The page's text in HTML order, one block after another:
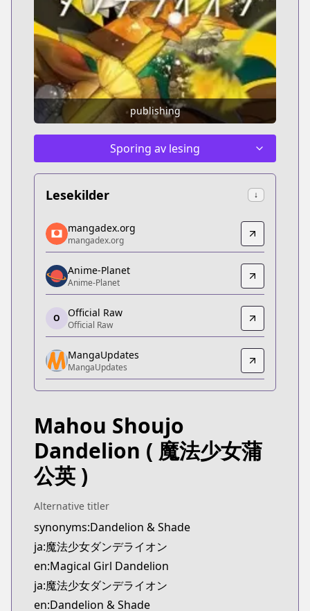
publishing
Sporing av lesing
Lesekilder ↓
mangadex.org
mangadex.org
https://mangadex.org/title/663ada19-032e-4d5b-
Anime-Planet
Anime-Planet
https://www.anime-planet.com/manga/mahou-
Official Raw
Official Raw
https://flowercomics.jp/title/1565
MangaUpdates
MangaUpdates
Book☆Walker
Book☆Walker
https://bookwalker.jp/series/520662/list
Official English
Official English
https://www.viz.com/vizmanga/chapters/
mangadex.org
mangadex.org
Anime-Planet
Anime-Planet
O Official Raw
Official Raw
MangaUpdates
MangaUpdates
Mahou Shoujo
Dandelion ( 魔法少女蒲
公英 )
Alternative titler
synonyms:Dandelion & Shade
ja:魔法少女ダンデライオン
en:Magical Girl Dandelion
ja:魔法少女ダンデライオン
en:Dandelion & Shade